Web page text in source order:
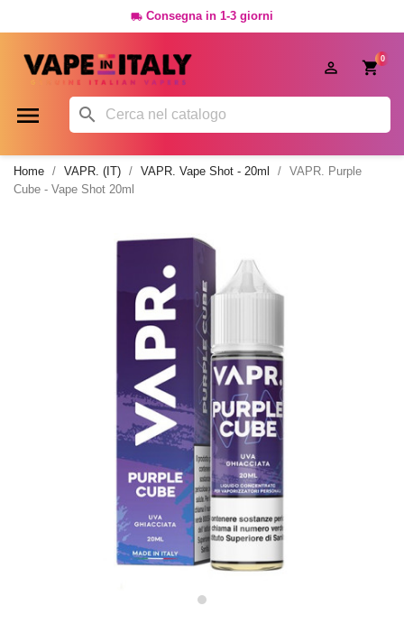
 Consegna in 1-3 giorni
0

 
Home VAPR. (IT) VAPR. Vape Shot - 20ml
VAPR. Purple
Cube - Vape Shot 20ml